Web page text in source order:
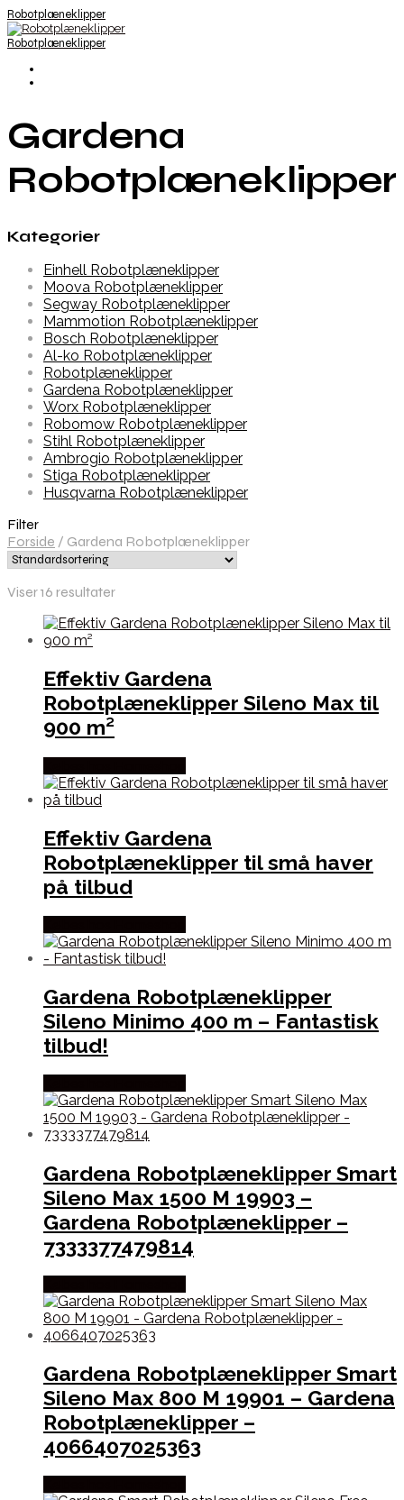
Robotplæneklipper
Robotplæneklipper
Gardena
Robotplæneklipper
Kategorier
Einhell Robotplæneklipper
Moova Robotplæneklipper
Segway Robotplæneklipper
Mammotion Robotplæneklipper
Bosch Robotplæneklipper
Al-ko Robotplæneklipper
Robotplæneklipper
Gardena Robotplæneklipper
Worx Robotplæneklipper
Robomow Robotplæneklipper
Stihl Robotplæneklipper
Ambrogio Robotplæneklipper
Stiga Robotplæneklipper
Husqvarna Robotplæneklipper
Filter
Forside / Gardena Robotplæneklipper
Viser 16 resultater
Effektiv Gardena
Robotplæneklipper Sileno Max til
900 m²
Effektiv Gardena
Robotplæneklipper til små haver
på tilbud
Gardena Robotplæneklipper
Sileno Minimo 400 m – Fantastisk
tilbud!
Gardena Robotplæneklipper Smart
Sileno Max 1500 M 19903 –
Gardena Robotplæneklipper –
7333377479814
Gardena Robotplæneklipper Smart
Sileno Max 800 M 19901 – Gardena
Robotplæneklipper –
4066407025363